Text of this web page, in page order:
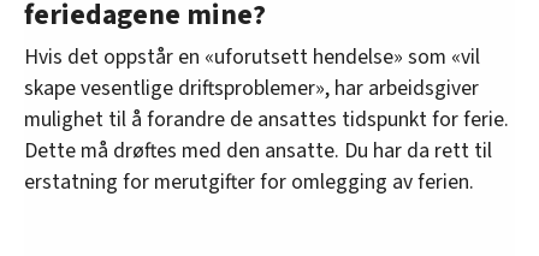
feriedagene mine?
Hvis det oppstår en «uforutsett hendelse» som «vil
skape vesentlige driftsproblemer», har arbeidsgiver
mulighet til å forandre de ansattes tidspunkt for ferie.
Dette må drøftes med den ansatte. Du har da rett til
erstatning for merutgifter for omlegging av ferien.